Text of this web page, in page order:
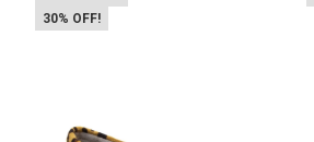
30